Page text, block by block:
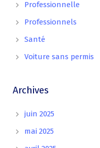
Professionnelle
Professionnels
Santé
Voiture sans permis
Archives
juin 2025
mai 2025